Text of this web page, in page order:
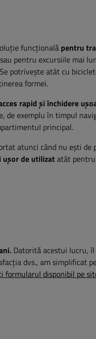
funcțională pentru
sau pentru excursiile mai
potrivește atât cu
formei.
rapid și închidere
de exemplu în timpul
principal.
atunci când nu ești de
ușor de utilizatatât
Datorită acestui lucru,
dvs., am simplificat
formularul disponibil pe